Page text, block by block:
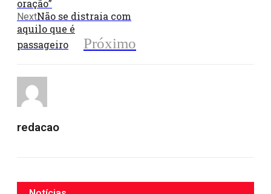
oração”
NextNão se distraia com
aquilo que é
passageiro
Próximo
redacao